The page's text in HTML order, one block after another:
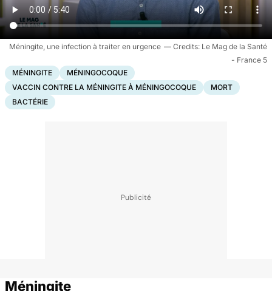
Méningite, une infection à traiter en urgence
Le Mag de la Santé
- France 5
MÉNINGITE
MÉNINGOCOQUE
VACCIN CONTRE LA MÉNINGITE À MÉNINGOCOQUE
MORT
BACTÉRIE
Méningite